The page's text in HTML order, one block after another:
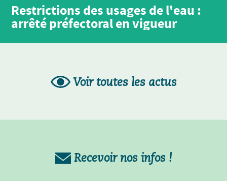
Restrictions des usages de l'eau :
arrêté préfectoral en vigueur
Voir toutes les actus
Recevoir nos infos !